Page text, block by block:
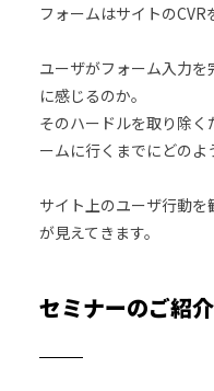
フォームはサイトのCVR
ユーザがフォーム入力
に感じるのか。
そのハードルを取り除
ームに行くまでにどのよ
サイト上のユーザ行動
が見えてきます。
セミナーのご紹介